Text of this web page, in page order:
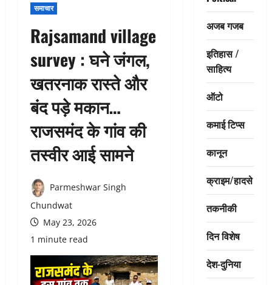
समाचार
Rajsamand village
survey : घने जंगल,
खतरनाक रास्ते और
बंद पड़े मकान…
राजसमंद के गांव की
तस्वीर आई सामने
Parmeshwar Singh
Chundwat
May 23, 2026
1 minute read
अजब गजब
इतिहास /
साहित्य
ऑटो
कमाई टिप्स
कानून
क्राइम/हादसे
तकनीकी
दिन विशेष
देश-दुनिया